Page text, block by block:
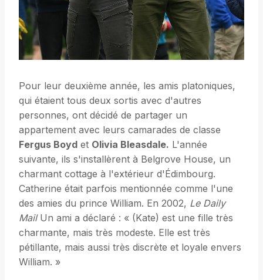
Pour leur deuxième année, les amis platoniques,
qui étaient tous deux sortis avec d'autres
personnes, ont décidé de partager un
appartement avec leurs camarades de classe
Fergus Boyd et Olivia Bleasdale. L'année
suivante, ils s'installèrent à Belgrove House, un
charmant cottage à l'extérieur d'Édimbourg.
Catherine était parfois mentionnée comme l'une
des amies du prince William. En 2002, Le Daily
MailUn ami a déclaré : « (Kate) est une fille très
charmante, mais très modeste. Elle est très
pétillante, mais aussi très discrète et loyale envers
William. »